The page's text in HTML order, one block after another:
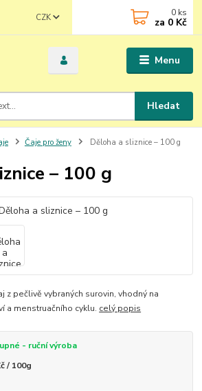
Menu
CZK
Hledat
0 ks
za 0 Kč
Čaje pro ženy Děloha a sliznice – 100 g
– 100 g
z pečlivě vybraných surovin, vhodný na
a menstruačního cyklu. celý popis
- ruční výroba
/ 100g